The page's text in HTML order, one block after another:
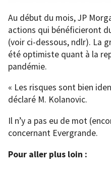
Au début du mois, JP
actions qui bénéficieront
(voir ci-dessous, ndlr). La
été optimiste quant à la
pandémie.
« Les risques sont bien
déclaré M. Kolanovic.
Il n’y a pas eu de mot
concernant Evergrande.
Pour aller plus loin :